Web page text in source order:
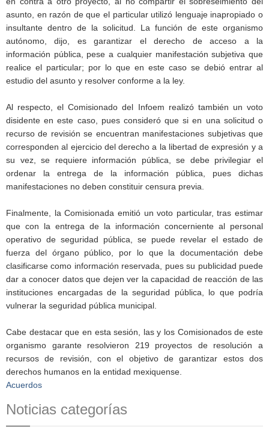
asunto, en razón de que el particular utilizó lenguaje inapropiado o
insultante dentro de la solicitud. La función de este organismo
autónomo, dijo, es garantizar el derecho de acceso a la
información pública, pese a cualquier manifestación subjetiva que
realice el particular; por lo que en este caso se debió entrar al
estudio del asunto y resolver conforme a la ley.
Al respecto, el Comisionado del Infoem realizó también un voto
disidente en este caso, pues consideró que si en una solicitud o
recurso de revisión se encuentran manifestaciones subjetivas que
corresponden al ejercicio del derecho a la libertad de expresión y a
su vez, se requiere información pública, se debe privilegiar el
ordenar la entrega de la información pública, pues dichas
manifestaciones no deben constituir censura previa.
Finalmente, la Comisionada emitió un voto particular, tras estimar
que con la entrega de la información concerniente al personal
operativo de seguridad pública, se puede revelar el estado de
fuerza del órgano público, por lo que la documentación debe
clasificarse como información reservada, pues su publicidad puede
dar a conocer datos que dejen ver la capacidad de reacción de las
instituciones encargadas de la seguridad pública, lo que podría
vulnerar la seguridad pública municipal.
Cabe destacar que en esta sesión, las y los Comisionados de este
organismo garante resolvieron 219 proyectos de resolución a
recursos de revisión, con el objetivo de garantizar estos dos
derechos humanos en la entidad mexiquense.
Acuerdos
Noticias categorías